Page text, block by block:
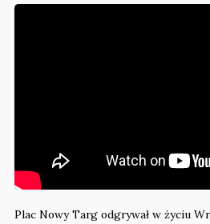
Plac Nowy Targ odgrywał w życiu